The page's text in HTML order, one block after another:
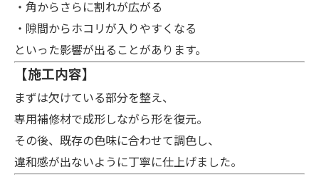
・角からさらに割れが広がる
・隙間からホコリが入りやすくなる
といった影響が出ることがあります。
【施工内容】
まずは欠けている部分を整え、
専用補修材で成形しながら形を復元。
その後、既存の色味に合わせて調色し、
違和感が出ないように丁寧に仕上げました。